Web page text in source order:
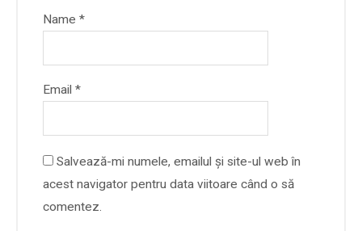
Name *
Email *
Salvează-mi numele, emailul și site-ul web în
acest navigator pentru data viitoare când o să
comentez.